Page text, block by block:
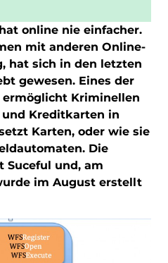
online nie einfacher.
mit anderen Online-
hat sich in den letzten
gewesen. Eines der
ermöglicht Kriminellen
Kreditkarten in
Karten, oder wie sie
Die
Suceful und, am
im August erstellt